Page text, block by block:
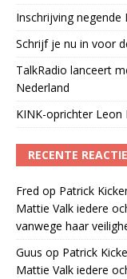
Inschrijving
Schrijf je nu in voor
TalkRadio lanceert
Nederland
KINK-oprichter Leon
RECENTE
Fred op Patrick
Mattie Valk iedere
vanwege haar
Guus op Patrick
Mattie Valk iedere